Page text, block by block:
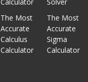
The Most
Accurate
Calculus
Calculator
The Most
Accurate
Sigma
Calculator